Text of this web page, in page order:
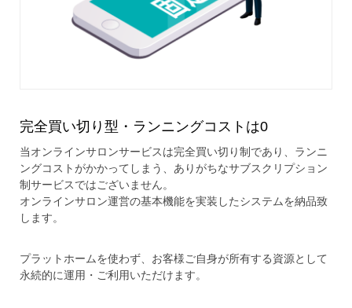
完全買い切り型・ランニングコストは0
当オンラインサロンサービスは完全買い切り制であり、ランニ
ングコストがかかってしまう、ありがちなサブスクリプション
制サービスではございません。
オンラインサロン運営の基本機能を実装したシステムを納品致
します。
プラットホームを使わず、お客様ご自身が所有する資源として
永続的に運用・ご利用いただけます。